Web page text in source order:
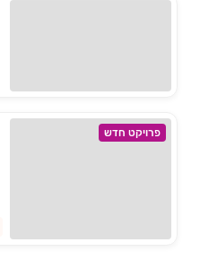
פרויקט חדש